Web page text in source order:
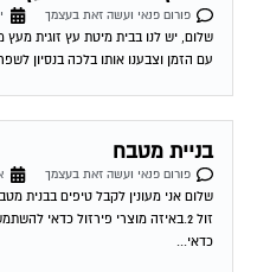
שלום, יש לנו בבית מיטת עץ זוגית מעץ
עם הזמן וצבענו אותו בלכה בנסיון
בניית מטבח
פורום פנאי ועשה זאת בעצמך
כדאי...